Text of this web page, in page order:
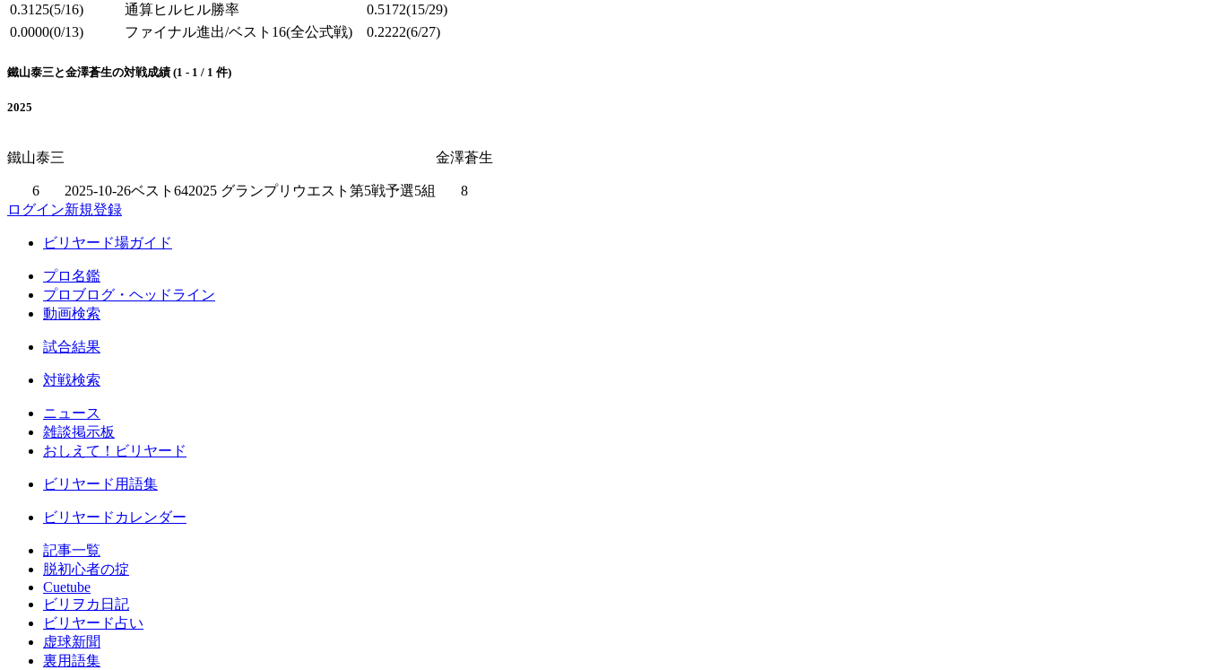
0.3125(5/16) 通算ヒルヒル勝率 0.5172(15/29)
0.0000(0/13) ファイナル進出/ベスト16(全公式戦) 0.2222(6/27)
鐵山泰三と金澤蒼生の対戦成績 (1 - 1 / 1 件)
2025
鐵山泰三 金澤蒼生
6 2025-10-26ベスト642025 グランプリウエスト第5戦予選5組
8
ログイン新規登録
ビリヤード場ガイド
プロ名鑑
プロブログ・ヘッドライン
動画検索
試合結果
対戦検索
ニュース
雑談掲示板
おしえて！ビリヤード
ビリヤード用語集
ビリヤードカレンダー
記事一覧
脱初心者の掟
Cuetube
ビリヲカ日記
ビリヤード占い
虚球新聞
裏用語集